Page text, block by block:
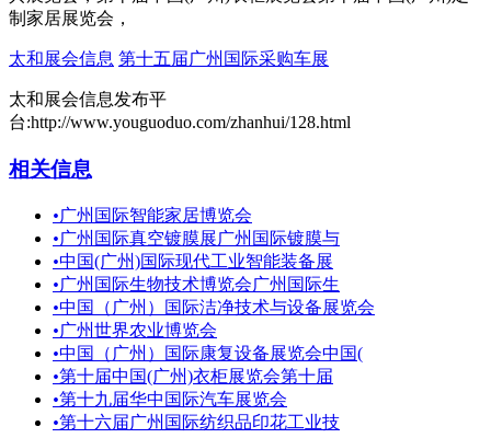
制家居展览会，
太和展会信息 第十五届广州国际采购车展
太和展会信息发布平
台:http://www.youguoduo.com/zhanhui/128.html
相关信息
•广州国际智能家居博览会
•广州国际真空镀膜展广州国际镀膜与
•中国(广州)国际现代工业智能装备展
•广州国际生物技术博览会广州国际生
•中国（广州）国际洁净技术与设备展览会
•广州世界农业博览会
•中国（广州）国际康复设备展览会中国(
•第十届中国(广州)衣柜展览会第十届
•第十九届华中国际汽车展览会
•第十六届广州国际纺织品印花工业技